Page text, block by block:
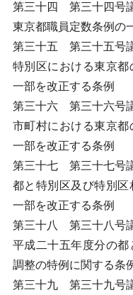
第三十四 第三十四号
東京都職員定数条例の
第三十五 第三十五号
特別区における東京
一部を改正する条例
第三十六 第三十六号
市町村における東京
一部を改正する条例
第三十七 第三十七号
都と特別区及び特別
一部を改正する条例
第三十八 第三十八号
平成二十五年度分の
調整の特例に関する条
第三十九 第三十九号